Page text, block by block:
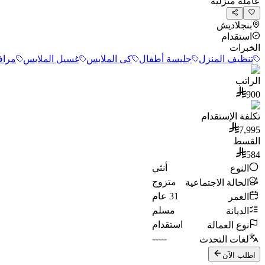
بنجلاديش
استقدام
الخبرات
تنظيف المنزل
جليسة أطفال كى الملابس غسيل الملابس
الراتب
900
تكلفة الإستقدام
7,995
القسط
584
النوع
أنثي
الحالة الاجتماعية
متزوج
العمر
31 عام
الديانة
مسلم
نوع العمالة
استقدام
لغات التحدث
-----
اطلب الآن